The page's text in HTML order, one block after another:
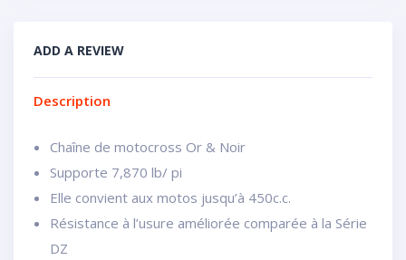
ADD A REVIEW
Description
Chaîne de motocross Or & Noir
Supporte 7,870 lb/ pi
Elle convient aux motos jusqu’à 450c.c.
Résistance à l’usure améliorée comparée à la Série
DZ